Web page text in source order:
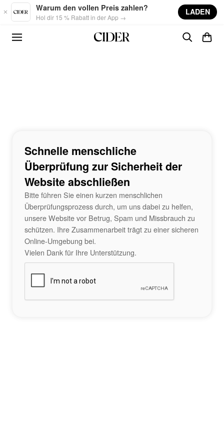
Skip to main content
Warum den vollen Preis zahlen?
Hol dir 15 % Rabatt in der App →
LADEN
Schnelle menschliche
Überprüfung zur Sicherheit der
Website abschließen
Bitte führen Sie einen kurzen menschlichen
Überprüfungsprozess durch, um uns dabei zu helfen,
unsere Website vor Betrug, Spam und Missbrauch zu
schützen. Ihre Zusammenarbeit trägt zu einer sicheren
Online-Umgebung bei.
Vielen Dank für Ihre Unterstützung.